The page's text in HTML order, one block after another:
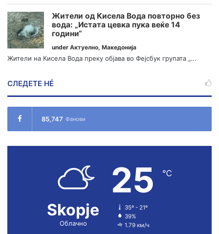
Жители од Кисела Вода повторно без
вода: „Истата цевка пука веќе 14
години“
under Актуелно, Македонија
Жители на Кисела Вода преку објава во Фејсбук групата „...
СЛЕДЕТЕ НÉ
85,747 Фанови
Skopje
Облачно
25 ℃
35º - 21º
39%
1.79 км/ч